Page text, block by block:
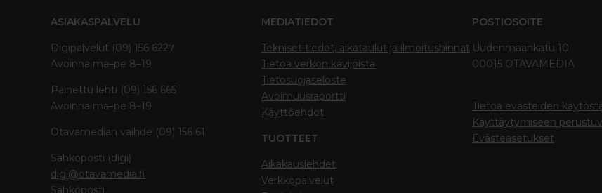
ASIAKASPALVELU
Digipalvelut (09) 156 6227
Avoinna ma–pe 8–19
Painettu lehti (09) 156 665
Avoinna ma–pe 8–19
Otavamedian vaihde (09) 156 61
Sähköposti (digi)
digi@otavamedia.fi
Sähköposti
MEDIATIEDOT
Tekniset tiedot, aikataulut ja ilmoitushinnat
Tietoa verkon kävijöistä
Tietosuojaseloste
Avoimuusraportti
Käyttöehdot
TUOTTEET
Aikakauslehdet
Verkkopalvelut
POSTIOSOITE
Uudenmaankatu 10
00015 OTAVAMEDIA
Tietoa evästeiden
Käyttäytymiseen
Evästeasetukset